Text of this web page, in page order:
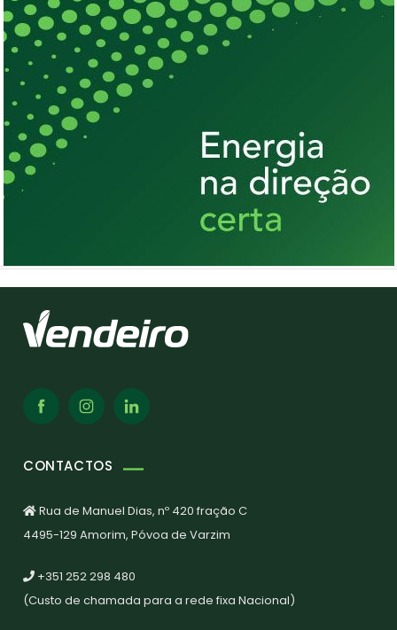
CONTACTOS
Rua de Manuel Dias, nº 420 fração C
4495-129 Amorim, Póvoa de Varzim
+351 252 298 480
(Custo de chamada para a rede fixa Nacional)